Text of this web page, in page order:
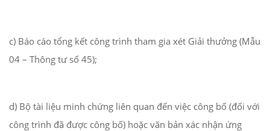
c) Báo cáo tổng kết công trình tham gia xét Giải thưởng (Mẫu
04 – Thông tư số 45);
d) Bộ tài liệu minh chứng liên quan đến việc công bố (đối với
công trình đã được công bố) hoặc văn bản xác nhận ứng